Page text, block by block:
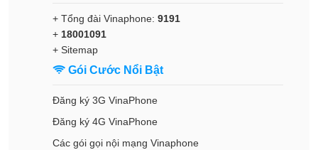
+ Tổng đài Vinaphone: 9191
+ 18001091
+ Sitemap
Gói Cước Nổi Bật
Đăng ký 3G VinaPhone
Đăng ký 4G VinaPhone
Các gói gọi nội mạng Vinaphone